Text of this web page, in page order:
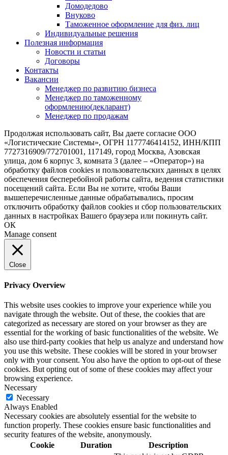
Домодедово
Внуково
Таможенное оформление для физ. лиц
Индивидуальные решения
Полезная информация
Новости и статьи
Договоры
Контакты
Вакансии
Менеджер по развитию бизнеса
Менеджер по таможенному
оформлению(декларант)
Менеджер по продажам
Продолжая использовать сайт, Вы даете согласие ООО
«Логистические Системы», ОГРН 1177746414152, ИНН/КПП
7727316909/772701001, 117149, город Москва, Азовская
улица, дом 6 корпус 3, комната 3 (далее – «Оператор») на
обработку файлов cookies и пользовательских данных в целях
обеспечения бесперебойной работы сайта, ведения статистики
посещений сайта. Если Вы не хотите, чтобы Ваши
вышеперечисленные данные обрабатывались, просим
отключить обработку файлов cookies и сбор пользовательских
данных в настройках Вашего браузера или покинуть сайт.
ОК
Manage consent
Close
Privacy Overview
This website uses cookies to improve your experience while you
navigate through the website. Out of these, the cookies that are
categorized as necessary are stored on your browser as they are
essential for the working of basic functionalities of the website. We
also use third-party cookies that help us analyze and understand how
you use this website. These cookies will be stored in your browser
only with your consent. You also have the option to opt-out of these
cookies. But opting out of some of these cookies may affect your
browsing experience.
Necessary
Necessary
Always Enabled
Necessary cookies are absolutely essential for the website to
function properly. These cookies ensure basic functionalities and
security features of the website, anonymously.
Cookie
Duration Description